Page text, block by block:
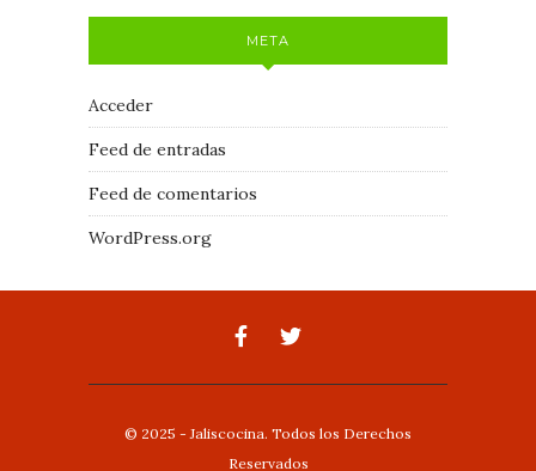
META
Acceder
Feed de entradas
Feed de comentarios
WordPress.org
© 2025 - Jaliscocina. Todos los Derechos
Reservados